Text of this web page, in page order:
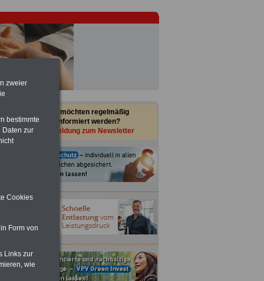
Sie möchten regelmäßig
informiert werden?
Anmeldung zum Newsletter
zweier
bestimmte
Daten zur
Cookies
Form von
Links zur
wie